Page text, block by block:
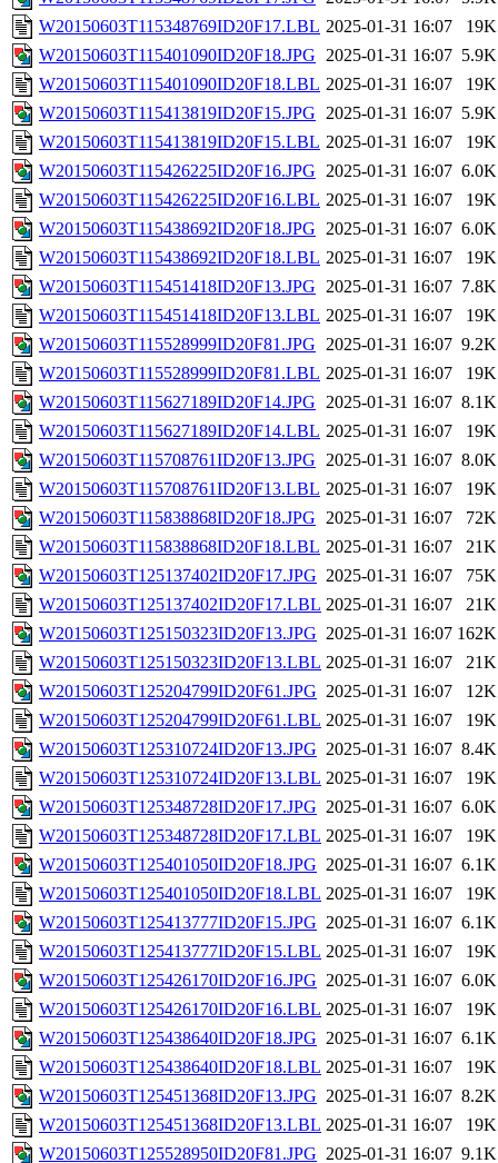
W20150603T115348769ID20F17.LBL 2025-01-31 16:07
19K
W20150603T115401090ID20F18.JPG 2025-01-31 16:07 5.9K
W20150603T115401090ID20F18.LBL 2025-01-31 16:07
19K
W20150603T115413819ID20F15.JPG 2025-01-31 16:07 5.9K
W20150603T115413819ID20F15.LBL 2025-01-31 16:07
19K
W20150603T115426225ID20F16.JPG 2025-01-31 16:07 6.0K
W20150603T115426225ID20F16.LBL 2025-01-31 16:07
19K
W20150603T115438692ID20F18.JPG 2025-01-31 16:07 6.0K
W20150603T115438692ID20F18.LBL 2025-01-31 16:07
19K
W20150603T115451418ID20F13.JPG 2025-01-31 16:07 7.8K
W20150603T115451418ID20F13.LBL 2025-01-31 16:07
19K
W20150603T115528999ID20F81.JPG 2025-01-31 16:07 9.2K
W20150603T115528999ID20F81.LBL 2025-01-31 16:07
19K
W20150603T115627189ID20F14.JPG 2025-01-31 16:07 8.1K
W20150603T115627189ID20F14.LBL 2025-01-31 16:07
19K
W20150603T115708761ID20F13.JPG 2025-01-31 16:07 8.0K
W20150603T115708761ID20F13.LBL 2025-01-31 16:07
19K
W20150603T115838868ID20F18.JPG 2025-01-31 16:07
72K
W20150603T115838868ID20F18.LBL 2025-01-31 16:07
21K
W20150603T125137402ID20F17.JPG 2025-01-31 16:07
75K
W20150603T125137402ID20F17.LBL 2025-01-31 16:07
21K
W20150603T125150323ID20F13.JPG 2025-01-31 16:07 162K
W20150603T125150323ID20F13.LBL 2025-01-31 16:07
21K
W20150603T125204799ID20F61.JPG 2025-01-31 16:07
12K
W20150603T125204799ID20F61.LBL 2025-01-31 16:07
19K
W20150603T125310724ID20F13.JPG 2025-01-31 16:07 8.4K
W20150603T125310724ID20F13.LBL 2025-01-31 16:07
19K
W20150603T125348728ID20F17.JPG 2025-01-31 16:07 6.0K
W20150603T125348728ID20F17.LBL 2025-01-31 16:07
19K
W20150603T125401050ID20F18.JPG 2025-01-31 16:07 6.1K
W20150603T125401050ID20F18.LBL 2025-01-31 16:07
19K
W20150603T125413777ID20F15.JPG 2025-01-31 16:07 6.1K
W20150603T125413777ID20F15.LBL 2025-01-31 16:07
19K
W20150603T125426170ID20F16.JPG 2025-01-31 16:07 6.0K
W20150603T125426170ID20F16.LBL 2025-01-31 16:07
19K
W20150603T125438640ID20F18.JPG 2025-01-31 16:07 6.1K
W20150603T125438640ID20F18.LBL 2025-01-31 16:07
19K
W20150603T125451368ID20F13.JPG 2025-01-31 16:07 8.2K
W20150603T125451368ID20F13.LBL 2025-01-31 16:07
19K
W20150603T125528950ID20F81.JPG 2025-01-31 16:07 9.1K